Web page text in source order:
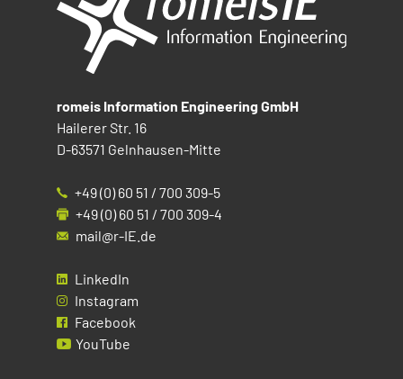
romeis Information Engineering GmbH
Hailerer Str. 16
D-63571 Gelnhausen-Mitte
+49 (0) 60 51 / 700 309-5
+49 (0) 60 51 / 700 309-4
mail@r-IE.de
LinkedIn
Instagram
Facebook
YouTube